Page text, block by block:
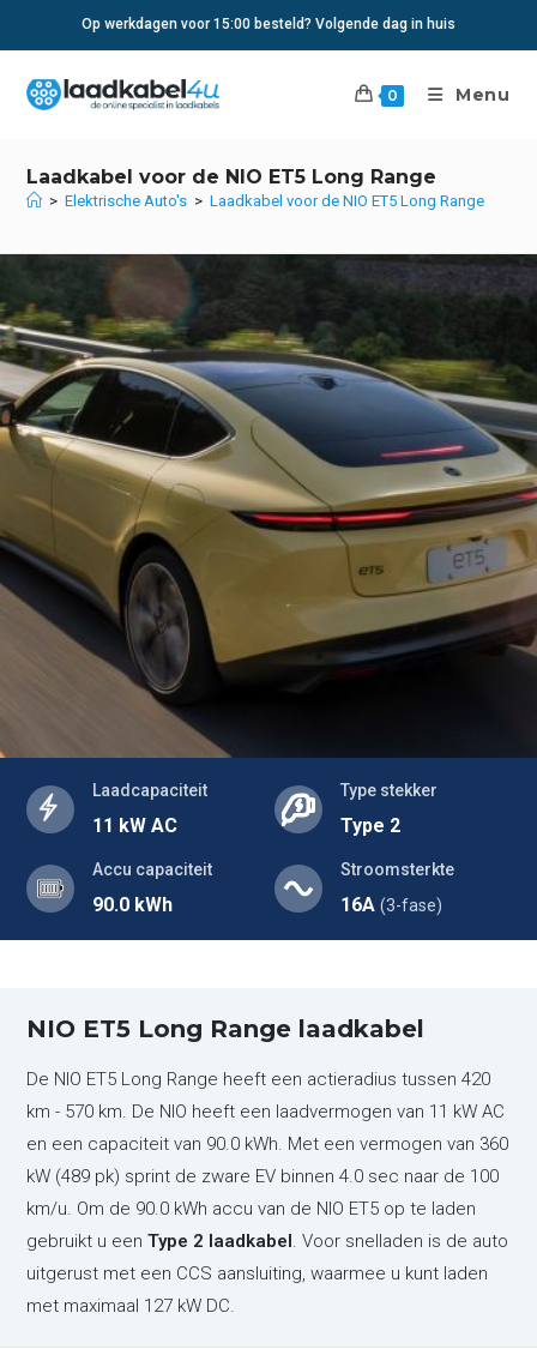
Op werkdagen voor 15:00 besteld? Volgende dag in huis
0 Menu
Laadkabel voor de NIO ET5 Long Range
> Elektrische Auto's > Laadkabel voor de NIO ET5 Long Range
Laadcapaciteit
11 kW AC
Type stekker
Type 2
Accu capaciteit
90.0 kWh
Stroomsterkte
16A (3-fase)
NIO ET5 Long Range laadkabel
De NIO ET5 Long Range heeft een actieradius tussen 420
km - 570 km. De NIO heeft een laadvermogen van 11 kW AC
en een capaciteit van 90.0 kWh. Met een vermogen van 360
kW (489 pk) sprint de zware EV binnen 4.0 sec naar de 100
km/u. Om de 90.0 kWh accu van de NIO ET5 op te laden
gebruikt u eenType 2 laadkabel. Voor snelladen is de auto
uitgerust met een CCS aansluiting, waarmee u kunt laden
met maximaal 127 kW DC.